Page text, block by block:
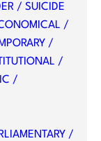
/ SUICIDE
/
/
/
/
/